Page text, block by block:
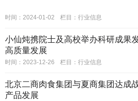
时间：2024-01-02 栏目： 行业信息
小仙炖携院士及高校举办科研成果
高质量发展
时间：2023-12-26 栏目： 行业信息
北京二商肉食集团与夏商集团达成
产品发展